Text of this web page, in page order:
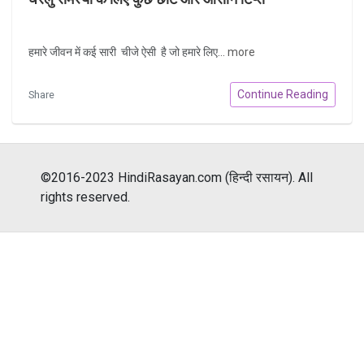
हमारे जीवन में कई सारी चीजे ऐसी है जो हमारे लिए... more
Share Continue Reading
©2016-2023 HindiRasayan.com (हिन्दी रसायन). All
rights reserved.